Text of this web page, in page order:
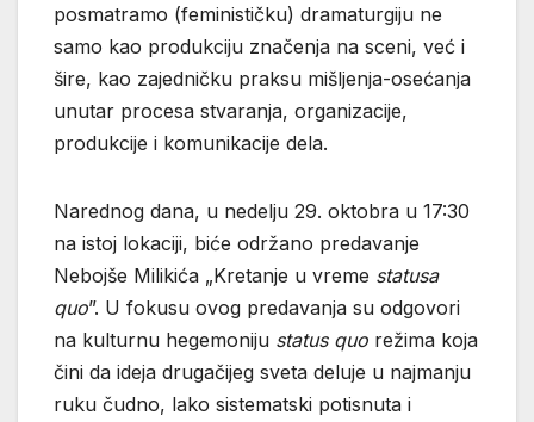
posmatramo (feminističku) dramaturgiju ne
samo kao produkciju značenja na sceni, već i
šire, kao zajedničku praksu mišljenja-osećanja
unutar procesa stvaranja, organizacije,
produkcije i komunikacije dela.
Narednog dana, u nedelju 29. oktobra u 17:30
na istoj lokaciji, biće održano predavanje
Nebojše Milikića „Kretanje u vreme statusa
quo”. U fokusu ovog predavanja su odgovori
na kulturnu hegemoniju status quo režima koja
čini da ideja drugačijeg sveta deluje u najmanju
ruku čudno, lako sistematski potisnuta i